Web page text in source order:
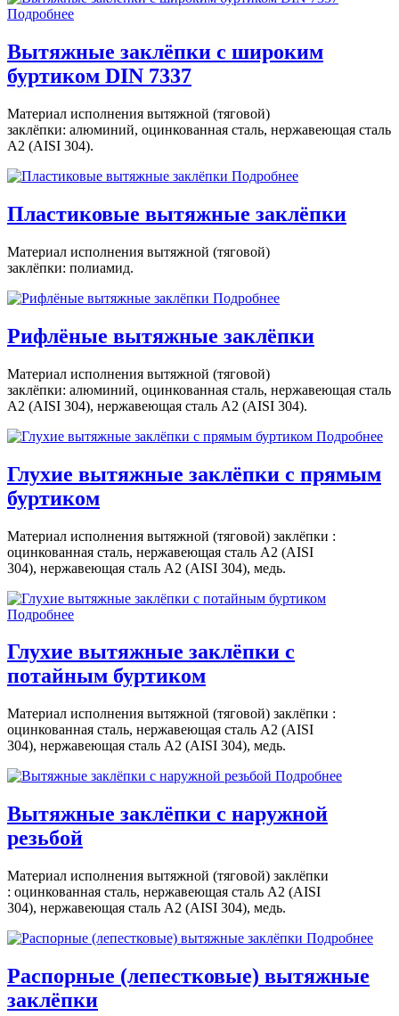
Подробнее
Вытяжные заклёпки с широким
буртиком DIN 7337
Материал исполнения вытяжной (тяговой)
заклёпки: алюминий, оцинкованная сталь, нержавеющая сталь
A2 (AISI 304).
Подробнее
Пластиковые вытяжные заклёпки
Материал исполнения вытяжной (тяговой)
заклёпки: полиамид.
Подробнее
Рифлёные вытяжные заклёпки
Материал исполнения вытяжной (тяговой)
заклёпки: алюминий, оцинкованная сталь, нержавеющая сталь
A2 (AISI 304), нержавеющая сталь A2 (AISI 304).
Подробнее
Глухие вытяжные заклёпки с прямым
буртиком
Материал исполнения вытяжной (тяговой) заклёпки :
оцинкованная сталь, нержавеющая сталь A2 (AISI
304), нержавеющая сталь A2 (AISI 304), медь.
Подробнее
Глухие вытяжные заклёпки с
потайным буртиком
Материал исполнения вытяжной (тяговой) заклёпки :
оцинкованная сталь, нержавеющая сталь A2 (AISI
304), нержавеющая сталь A2 (AISI 304), медь.
Подробнее
Вытяжные заклёпки с наружной
резьбой
Материал исполнения вытяжной (тяговой) заклёпки
: оцинкованная сталь, нержавеющая сталь A2 (AISI
304), нержавеющая сталь A2 (AISI 304), медь.
Подробнее
Распорные (лепестковые) вытяжные
заклёпки